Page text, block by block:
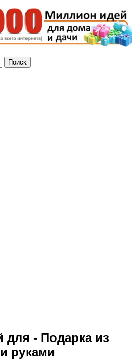
для - Подарка из
руками